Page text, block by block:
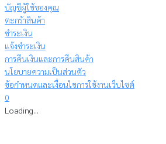
บัญชีผู้ใช้ของคุณ
ตะกร้าสินค้า
ชำระเงิน
แจ้งชำระเงิน
การคืนเงินและการคืนสินค้า
นโยบายความเป็นส่วนตัว
ข้อกำหนดและเงื่อนไขการใช้งานเว็บไซต์
0
Loading...